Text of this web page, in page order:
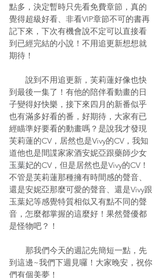
點多，決定暫時只先看免費章節，真的
覺得超級好看、非看VIP章節不可的書再
記下來，下次有機會說不定可以直接看
到已經完結的小說！不用追更新想想就
期待！
說到不用追更新，芙莉蓮好像也快
到最後一集了！有他的陪伴看動畫的日
子變得好快樂，接下來四月的新番似乎
也有滿多好看的番，好期待，大家有已
經瞄準好要看的動畫嗎？是說我才發現
芙莉蓮的CV，居然也是Vivy的CV，我知
道他也是間諜家家酒安妮亞跟藥師少女
玉葉妃的CV，但是居然也是Vivy的CV！
不管是芙莉蓮那種擁有時間感的聲音、
還是安妮亞那麼可愛的聲音、還是Vivy跟
玉葉妃等感覺特質相似又有點不同的聲
音，怎麼都掌握的這麼好！果然聲優都
是怪物吧？！
那我們今天的週記先簡短一點，先
到這邊~我們下週見囉！大家晚安，祝你
們有個美夢！